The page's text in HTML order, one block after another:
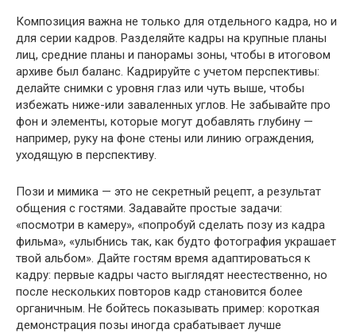
Композиция важна не только для отдельного кадра, но и
для серии кадров. Разделяйте кадры на крупные планы
лиц, средние планы и панорамы зоны, чтобы в итоговом
архиве был баланс. Кадрируйте с учетом перспективы:
делайте снимки с уровня глаз или чуть выше, чтобы
избежать ниже-или заваленных углов. Не забывайте про
фон и элементы, которые могут добавлять глубину —
например, руку на фоне стены или линию ограждения,
уходящую в перспективу.
Пози и мимика — это не секретный рецепт, а результат
общения с гостями. Задавайте простые задачи:
«посмотри в камеру», «попробуй сделать позу из кадра
фильма», «улыбнись так, как будто фотография украшает
твой альбом». Дайте гостям время адаптироваться к
кадру: первые кадры часто выглядят неестественно, но
после нескольких повторов кадр становится более
органичным. Не бойтесь показывать пример: короткая
демонстрация позы иногда срабатывает лучше